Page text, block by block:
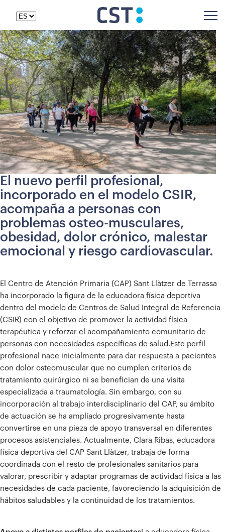
El nuevo perfil profesional,
incorporado en el modelo CSIR,
acompaña a personas con
problemas osteo-musculares,
obesidad, dolor crónico, malestar
emocional y riesgo cardiovascular.
El Centro de Atención Primaria (CAP) Sant Llàtzer de Terrassa
ha incorporado la figura de la educadora física deportiva
dentro del modelo de Centros de Salud Integral de Referencia
(CSIR) con el objetivo de promover la actividad física
terapéutica y reforzar el acompañamiento comunitario de
personas con necesidades específicas de salud. Este perfil
profesional nace inicialmente para dar respuesta a pacientes
con dolor osteomuscular que no cumplen criterios de
tratamiento quirúrgico ni se benefician de una visita
especializada a traumatología. Sin embargo, con su
incorporación al trabajo interdisciplinario del CAP, su ámbito
de actuación se ha ampliado progresivamente hasta
convertirse en una pieza de apoyo transversal en diferentes
procesos asistenciales. Actualmente, Clara Ribas, educadora
física deportiva del CAP Sant Llàtzer, trabaja de forma
coordinada con el resto de profesionales sanitarios para
valorar, prescribir y adaptar programas de actividad física a las
necesidades de cada paciente, favoreciendo la adquisición de
hábitos saludables y la continuidad de los tratamientos.